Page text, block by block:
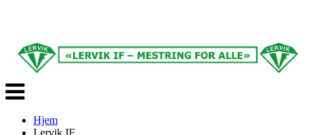
Veksle
navigasjon
Hjem
Lervik IF